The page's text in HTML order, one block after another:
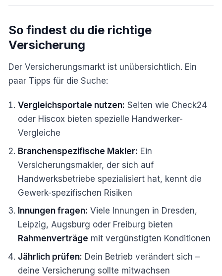
So findest du die richtige
Versicherung
Der Versicherungsmarkt ist unübersichtlich. Ein
paar Tipps für die Suche:
Vergleichsportale nutzen: Seiten wie Check24
oder Hiscox bieten spezielle Handwerker-
Vergleiche
Branchenspezifische Makler: Ein
Versicherungsmakler, der sich auf
Handwerksbetriebe spezialisiert hat, kennt die
Gewerk-spezifischen Risiken
Innungen fragen: Viele Innungen in Dresden,
Leipzig, Augsburg oder Freiburg bieten
Rahmenverträge mit vergünstigten Konditionen
Jährlich prüfen: Dein Betrieb verändert sich –
deine Versicherung sollte mitwachsen